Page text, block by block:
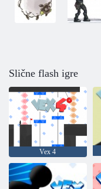
Slične flash igre
Vex 4